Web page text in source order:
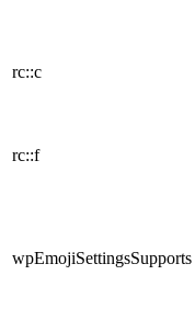
rc::c
rc::f
wpEmojiSettingsSupports